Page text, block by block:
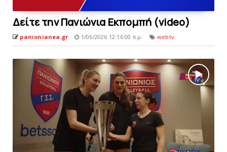
Δείτε την Πανιώνια Εκπομπή (video)
panionianea.gr 1/06/2026 12:16:00 π.μ. webtv